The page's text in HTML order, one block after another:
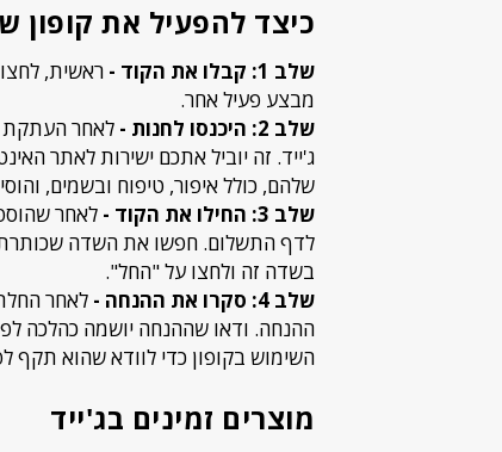
כיצד להפעיל את קופון
שלב 1: קבלו את הקוד -
מבצע פעיל אחר.
שלב 2: היכנסו לחנות -
לאחר העתקת
ג'ייד. זה יוביל אתכם ישירות לאתר
שלהם, כולל איפור, טיפוח ובשמים,
שלב 3: החילו את הקוד -
לאחר
לדף התשלום. חפשו את השדה
בשדה זה ולחצו על "החל".
שלב 4: סקרו את ההנחה -
לאחר
ההנחה. ודאו שההנחה יושמה כהלכה
השימוש בקופון כדי לוודא שהוא תקף
מוצרים זמינים בג'ייד